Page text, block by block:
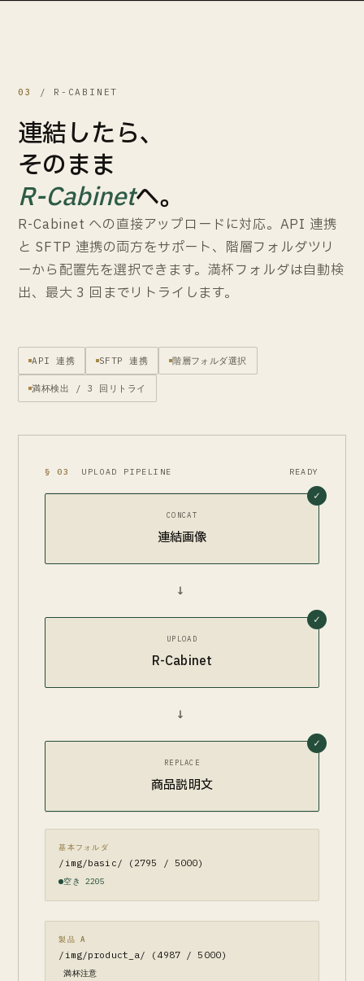
03 / R-CABINET
連結したら、
そのまま
R-Cabinetへ。
R-Cabinet への直接アップロードに対応。API 連携
と SFTP 連携の両方をサポート、階層フォルダツリ
ーから配置先を選択できます。満杯フォルダは自動検
出、最大 3 回までリトライします。
API 連携 SFTP 連携 階層フォルダ選択
満杯検出 / 3 回リトライ
§ 03 UPLOAD PIPELINE READY
CONCAT
連結画像
→
UPLOAD
R-Cabinet
→
REPLACE
商品説明文
基本フォルダ
/img/basic/ (2795 / 5000)
空き 2205
製品 A
/img/product_a/ (4987 / 5000)
満杯注意